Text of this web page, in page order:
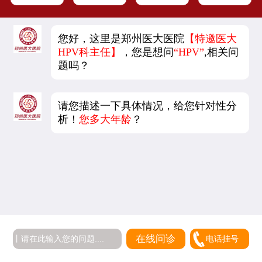
您好，这里是郑州医大医院 【特邀医大
HPV科主任】
，您是想问“HPV”,相关问
题吗？
请您描述一下具体情况，给您针对性分
析！您多大年龄 ？
在线问诊 电话挂号